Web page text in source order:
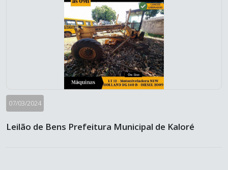
07/03/2024
Leilão de Bens Prefeitura Municipal de Kaloré